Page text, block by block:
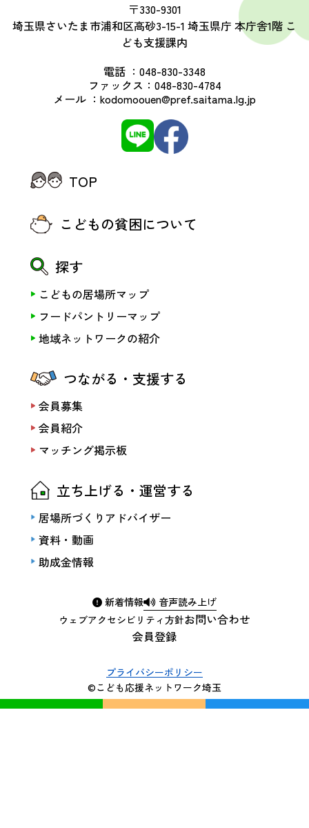
〒330-9301
埼玉県さいたま市浦和区高砂3-15-1 埼玉県庁 本庁舎1階 こ
ども支援課内
電話 ： 048-830-3348
ファックス： 048-830-4784
メール ： kodomoouen@pref.saitama.lg.jp
新着情報 音声読み上げ
会員登録
お問い合わせ
ウェブアクセシビリティ方針
TOP
こどもの貧困について
探す
こどもの居場所マップ
フードパントリーマップ
地域ネットワークの紹介
つながる・支援する
会員募集
会員紹介
マッチング掲示板
立ち上げる・運営する
居場所づくりアドバイザー
資料・動画
助成金情報
プライバシーポリシー
©こども応援ネットワーク埼玉